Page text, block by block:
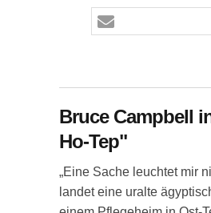
Bruce Campbell
Ho-Tep"
„Eine Sache leuchtet mir
landet eine uralte